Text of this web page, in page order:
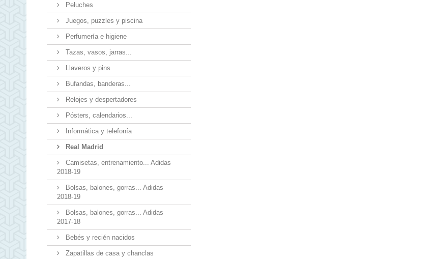
Peluches
Juegos, puzzles y piscina
Perfumería e higiene
Tazas, vasos, jarras...
Llaveros y pins
Bufandas, banderas...
Relojes y despertadores
Pósters, calendarios...
Informática y telefonía
Real Madrid
Camisetas, entrenamiento... Adidas
2018-19
Bolsas, balones, gorras... Adidas
2018-19
Bolsas, balones, gorras... Adidas
2017-18
Bebés y recién nacidos
Zapatillas de casa y chanclas